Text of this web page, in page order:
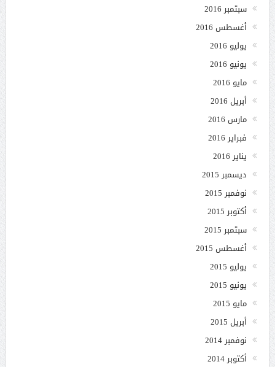
سبتمبر 2016
أغسطس 2016
يوليو 2016
يونيو 2016
مايو 2016
أبريل 2016
مارس 2016
فبراير 2016
يناير 2016
ديسمبر 2015
نوفمبر 2015
أكتوبر 2015
سبتمبر 2015
أغسطس 2015
يوليو 2015
يونيو 2015
مايو 2015
أبريل 2015
نوفمبر 2014
أكتوبر 2014